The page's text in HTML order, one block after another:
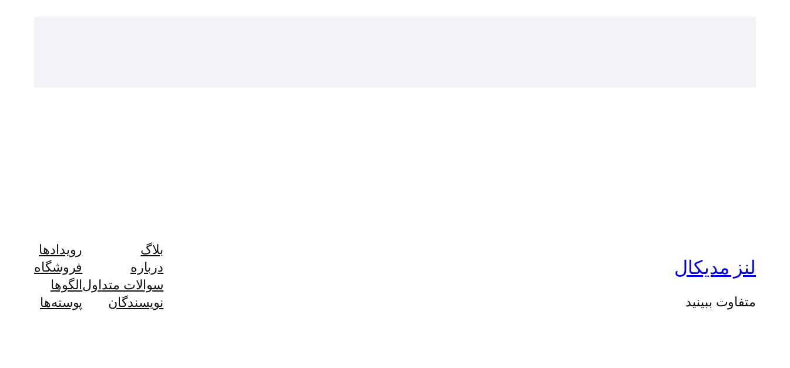
لنز مدیکال
متفاوت ببینید
بلاگ
درباره
سوالات متداول
نویسندگان
رویدادها
فروشگاه
الگوها
پوسته‌ها